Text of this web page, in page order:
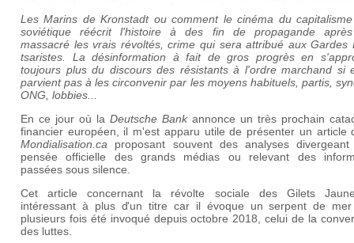
Les Marins de Kronstadt ou comment le cinéma du
soviétique réécrit l'histoire à des fin de propagande
massacré les vrais révoltés, crime qui sera attribué aux Gardes
tsaristes. La désinformation à fait de gros progrès en
toujours plus du discours des résistants à l'ordre marchand si
parvient pas à les circonvenir par les moyens habituels, partis,
ONG, lobbies...
En ce jour où la Deutsche Bankannonce un très prochain
financier européen, il m'est apparu utile de présenter un article
Mondialisation.ca proposant souvent des analyses
pensée officielle des grands médias ou relevant des
passées sous silence.
Cet article concernant la révolte sociale des Gilets
intéressant à plus d'un titre car il évoque un serpent de mer
plusieurs fois été invoqué depuis octobre 2018, celui de la
des luttes.